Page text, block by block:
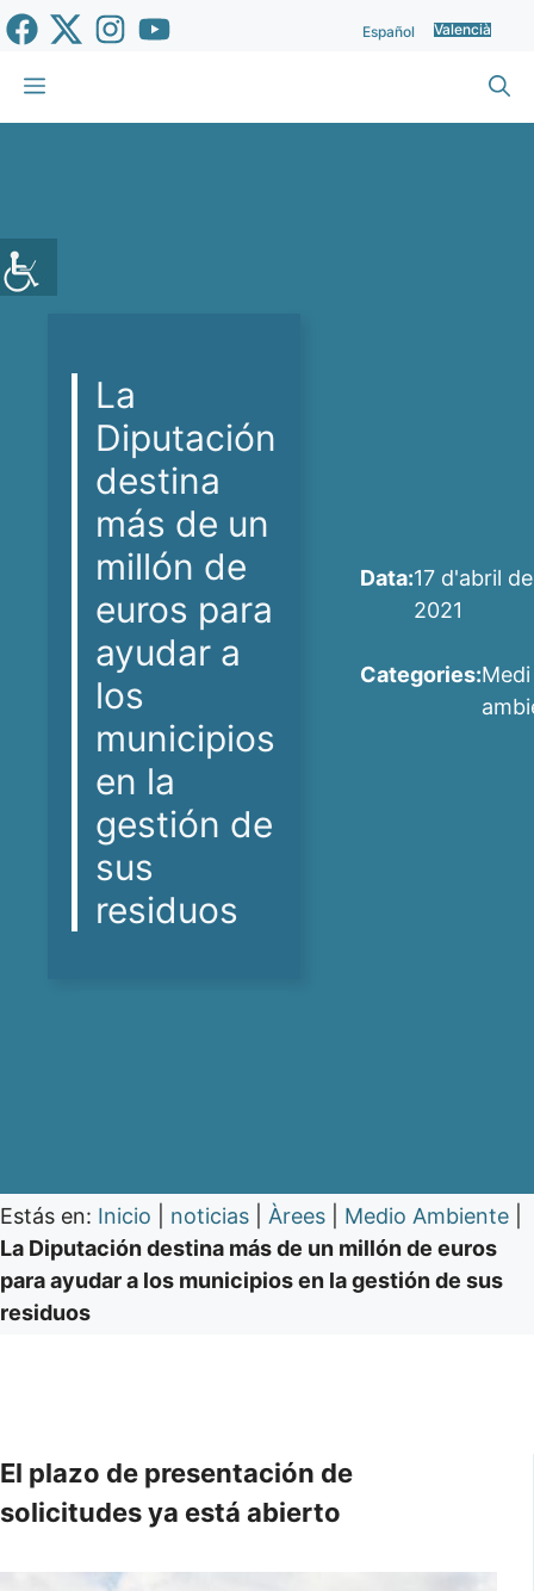
Vés
al
contingut
Español Valencià
Menu
La
Diputación
destina
más de un
millón de
euros para
ayudar a
los
municipios
en la
gestión de
sus
residuos
Data:17 d'abril de
2021
Categories:Medi
Estás en: Inicio noticias Àrees Medio Ambiente
La Diputación destina más de un millón de euros
para ayudar a los municipios en la gestión de sus
residuos
El plazo de presentación de
solicitudes ya está abierto